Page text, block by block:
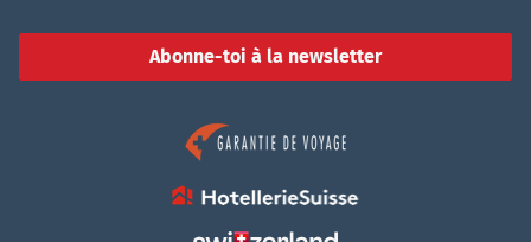
Abonne-toi à la newsletter